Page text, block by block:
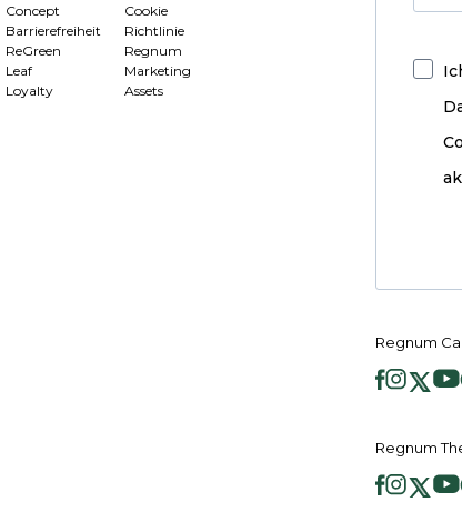
Concept
Barrierefreiheit
ReGreen
Leaf
Loyalty
Cookie
Richtlinie
Regnum
Marketing
Assets
Regnum
Regnum